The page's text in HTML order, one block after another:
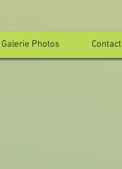
Galerie Photos